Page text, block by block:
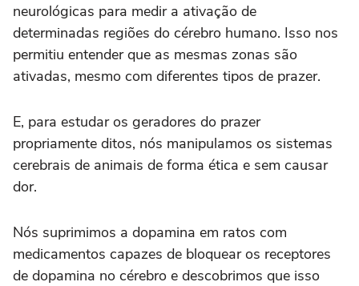
neurológicas para medir a ativação de
determinadas regiões do cérebro humano. Isso nos
permitiu entender que as mesmas zonas são
ativadas, mesmo com diferentes tipos de prazer.
E, para estudar os geradores do prazer
propriamente ditos, nós manipulamos os sistemas
cerebrais de animais de forma ética e sem causar
dor.
Nós suprimimos a dopamina em ratos com
medicamentos capazes de bloquear os receptores
de dopamina no cérebro e descobrimos que isso